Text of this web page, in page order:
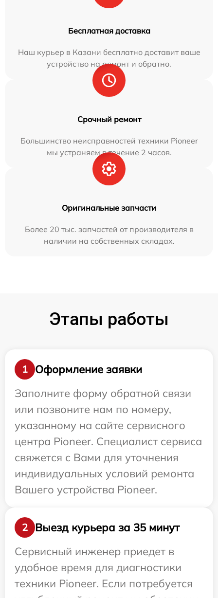
Бесплатная доставка
Наш курьер в Казани бесплатно доставит ваше
устройство на ремонт и обратно.
Срочный ремонт
Большинство неисправностей техники Pioneer
мы устраняем в течение 2 часов.
Оригинальные запчасти
Более 20 тыс. запчастей от производителя в
наличии на собственных складах.
Этапы работы
1
Оформление заявки
Заполните форму обратной связи
или позвоните нам по номеру,
указанному на сайте сервисного
центра Pioneer. Специалист сервиса
свяжется с Вами для уточнения
индивидуальных условий ремонта
Вашего устройства Pioneer.
2
Выезд курьера за 35 минут
Сервисный инженер приедет в
удобное время для диагностики
техники Pioneer. Если потребуется